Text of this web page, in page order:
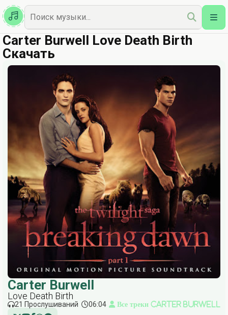
Казахская
Наш Топ
Carter Burwell Love Death Birth
Скачать
Carter Burwell
Love Death Birth
21 Прослушиваний 06:04 Все треки Carter Burwell